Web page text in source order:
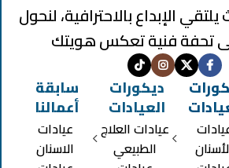
الإبداع بالاحترافية، لنحول
تحفة فنية تعكس هويتك
ديكورات
العيادات
عيادات العلاج
الطبيعي
سابقة
أعمالنا
عيادات
الاسنان